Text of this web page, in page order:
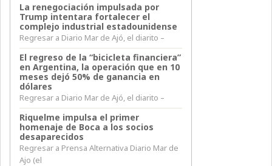
La renegociación impulsada por
Trump intentara fortalecer el
complejo industrial estadounidense
Regresar a Diario Mar de Ajó, el diarito –
El regreso de la “bicicleta financiera”
en Argentina, la operación que en 10
meses dejó 50% de ganancia en
dólares
Regresar a Diario Mar de Ajó, el diarito –
Riquelme impulsa el primer
homenaje de Boca a los socios
desaparecidos
Regresar a Prensa Alternativa Diario Mar de
Ajo (el